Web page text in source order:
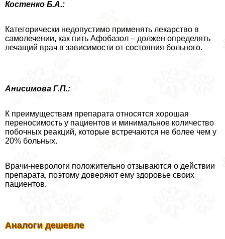
Костенко Б.А.:
Категорически недопустимо применять лекарство в
самолечении, как пить Афобазол – должен определять
лечащий врач в зависимости от состояния больного.
Анисимова Г.П.:
К преимуществам препарата относятся хорошая
переносимость у пациентов и минимальное количество
побочных реакций, которые встречаются не более чем у
20% больных.
Врачи-неврологи положительно отзываются о действии
препарата, поэтому доверяют ему здоровье своих
пациентов.
Аналоги дешевле